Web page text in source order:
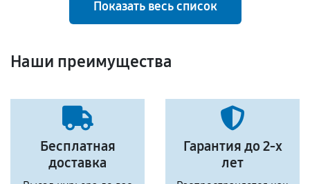
Показать весь список
Наши преимущества
Бесплатная
доставка
Гарантия до 2-х
лет